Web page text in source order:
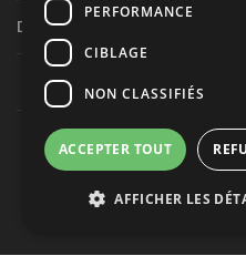
Divers
Tous droits réservés © Les
Ce site est produit et
Politique de
PERFORMANCE
CIBLAGE
NON CLASSIFIÉS
ACCEPTER TOUT
AFFICHER LES